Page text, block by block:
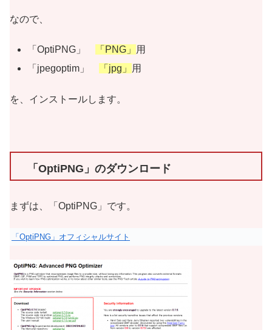
なので、
「OptiPNG」 「PNG」
用
「jpegoptim」
「jpg」 用
を、インストールします。
「OptiPNG」のダウンロード
まずは、「OptiPNG」です。
「OptiPNG」オフィシャルサイト